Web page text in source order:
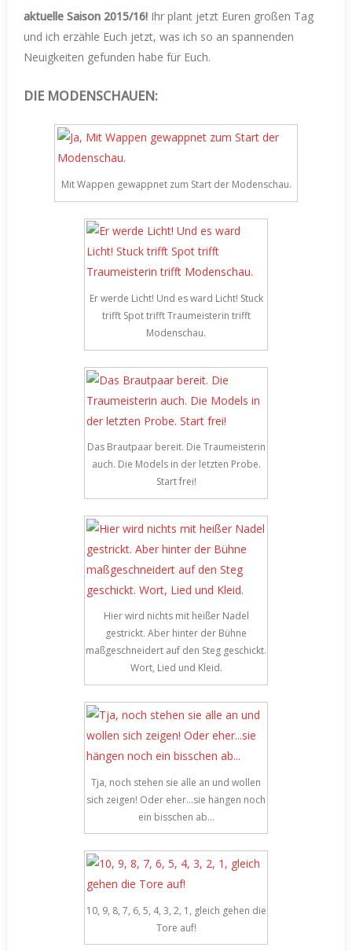
aktuelle Saison 2015/16! Ihr plant jetzt Euren großen Tag
und ich erzähle Euch jetzt, was ich so an spannenden
Neuigkeiten gefunden habe für Euch.
DIE MODENSCHAUEN:
Mit Wappen gewappnet zum Start der Modenschau.
Er werde Licht! Und es ward Licht! Stuck
trifft Spot trifft Traumeisterin trifft
Modenschau.
Das Brautpaar bereit. Die Traumeisterin
auch. Die Models in der letzten Probe.
Start frei!
Hier wird nichts mit heißer Nadel
gestrickt. Aber hinter der Bühne
maßgeschneidert auf den Steg geschickt.
Wort, Lied und Kleid.
Tja, noch stehen sie alle an und wollen
sich zeigen! Oder eher…sie hängen noch
ein bisschen ab…
10, 9, 8, 7, 6, 5, 4, 3, 2, 1, gleich gehen die
Tore auf!